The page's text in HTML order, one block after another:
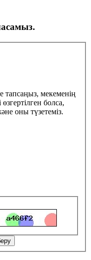
тапсаңыз, мекеменің
болса,
оны түзетеміз.